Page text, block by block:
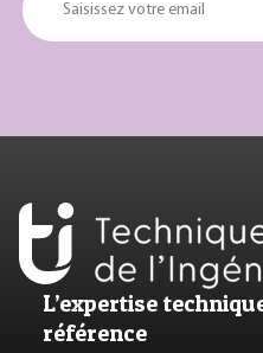
Saisissez votre email
L’expertise
référence